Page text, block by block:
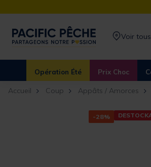
Voir
Opération Été Prix Choc
Accueil Coup Appâts / Amorces
-28%